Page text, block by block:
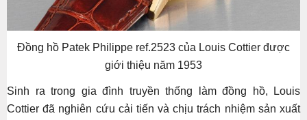
Đồng hồ Patek Philippe ref.2523 của Louis Cottier được
giới thiệu năm 1953
Sinh ra trong gia đình truyền thống làm đồng hồ, Louis
Cottier đã nghiên cứu cải tiến và chịu trách nhiệm sản xuất